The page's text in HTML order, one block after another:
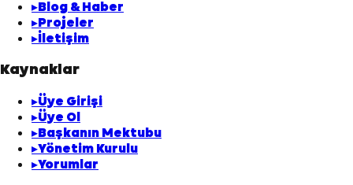
▸Blog & Haber
▸Projeler
▸İletişim
Kaynaklar
▸Üye Girişi
▸Üye Ol
▸Başkanın Mektubu
▸Yönetim Kurulu
▸Yorumlar